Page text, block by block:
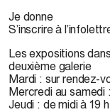
Je donne
S’inscrire à
Les expositions
deuxième galerie
Mardi : sur rendez-
Mercredi au samedi
Jeudi : de midi à 19 h